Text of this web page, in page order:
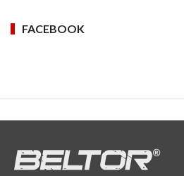
FACEBOOK